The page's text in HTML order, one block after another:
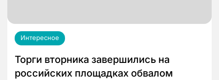
Интересное
Торги вторника завершились на
российских площадках обвалом